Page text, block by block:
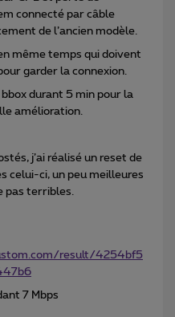
connecté par câble
de l’ancien modèle.
même temps qui doivent
garder la connexion.
durant 5 min pour la
amélioration.
j’ai réalisé un reset de
celui-ci, un peu meilleures
pas terribles.
result/4254bf5
7 Mbps